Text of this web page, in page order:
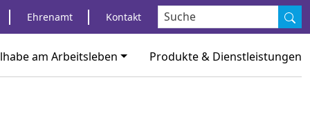
Ehrenamt Kontakt
am Arbeitsleben Produkte & Dienstleistungen